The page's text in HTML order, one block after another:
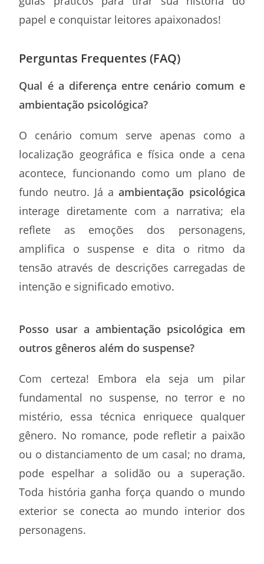
papel e conquistar leitores apaixonados!
Perguntas Frequentes (FAQ)
Qual é a diferença entre cenário comum e
ambientação psicológica?
O cenário comum serve apenas como a
localização geográfica e física onde a cena
acontece, funcionando como um plano de
fundo neutro. Já aambientação psicológica
interage diretamente com a narrativa; ela
reflete as emoções dos personagens,
amplifica o suspense e dita o ritmo da
tensão através de descrições carregadas de
intenção e significado emotivo.
Posso usar a ambientação psicológica em
outros gêneros além do suspense?
Com certeza! Embora ela seja um pilar
fundamental no suspense, no terror e no
mistério, essa técnica enriquece qualquer
gênero. No romance, pode refletir a paixão
ou o distanciamento de um casal; no drama,
pode espelhar a solidão ou a superação.
Toda história ganha força quando o mundo
exterior se conecta ao mundo interior dos
personagens.